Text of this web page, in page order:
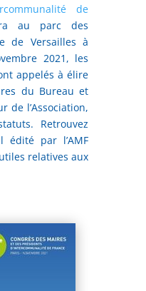
de
au parc des
de Versailles à
2021, les
appelés à élire
du Bureau et
de l’Association,
Retrouvez
édité par l’AMF
relatives aux